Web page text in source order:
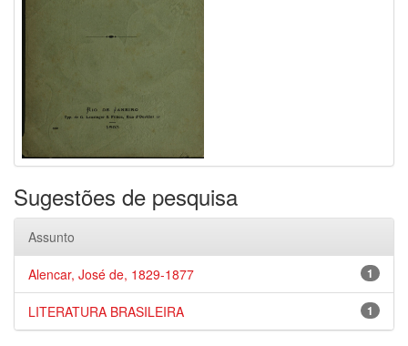
Sugestões de pesquisa
Assunto
1
Alencar, José de, 1829-1877
1
LITERATURA BRASILEIRA